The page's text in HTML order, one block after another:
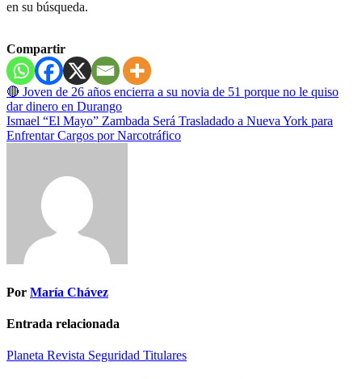
en su búsqueda.
Compartir
Navegación
de
entradas
🔴 Joven de 26 años encierra a su novia de 51 porque no le quiso
dar dinero en Durango
Ismael “El Mayo” Zambada Será Trasladado a Nueva York para
Enfrentar Cargos por Narcotráfico
Por María Chávez
Entrada relacionada
Planeta Revista Seguridad Titulares